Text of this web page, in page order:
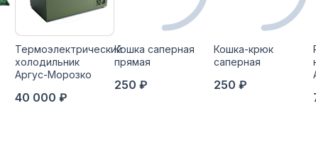
Термоэлектрический
холодильник
Аргус-Морозко
40 000 ₽
Кошка саперная
прямая
250 ₽
Кошка-крюк
саперная
250 ₽